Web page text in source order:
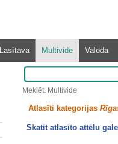
Lasītava Multivide Valoda
Meklēt: Multivide
Atlasīti kategorijas
Skatīt atlasīto attēlu